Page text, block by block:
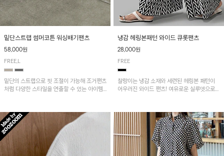
밑단스트랩 썸머코튼 워싱배기팬츠
58,000원
FREE,L
밑단의 스트랩으로 핏 조절이 가능해 조거팬츠
처럼 다양한 스타일을 연출할 수 있는 아이템!
냉감 헤링본패턴 와이드 큐롯팬츠
28,000원
FREE
찰랑이는 냉감 소재와 세련된 헤링본 패턴이
어우러진 와이드 팬츠! 여유로운 실루엣으로
다.